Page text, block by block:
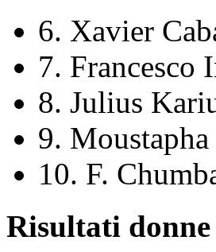
6. Xavier
7. Francesco
8. Julius
9. Moustapha
10. F.
Risultati donne